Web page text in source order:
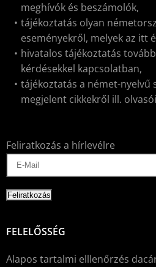
meghívók és beszámolók,
tájékoztatás olyan
eseményekről, melyek az itt
hivatalos tájékoztatás
kérdésekkel kapcsolatban,
tájékoztatás a német-nyelvű
megjelent cikkekről ill.
Feliratkozás a hírlevélre
FELELŐSSÉG
Alapos tartalmi elllenőrzés